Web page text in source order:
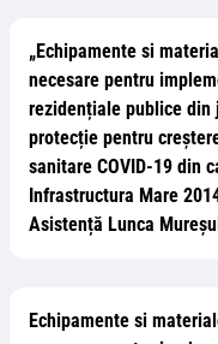
„Echipamente si
necesare pentru
rezidențiale publice din
protecție pentru
sanitare COVID-19 din
Infrastructura Mare
Asistență Lunca
Echipamente si